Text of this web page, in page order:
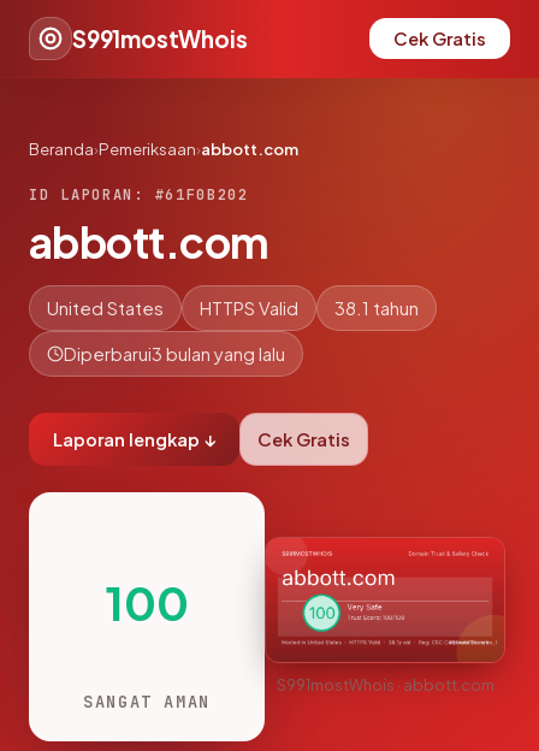
S991mostWhois Cek Gratis
Beranda›Pemeriksaan›abbott.com
ID LAPORAN: #61F0B202
abbott.com
United States HTTPS Valid 38.1 tahun
Diperbarui3 bulan yang lalu
Laporan lengkap ↓ Cek Gratis
100
SANGAT AMAN
S991mostWhois · abbott.com